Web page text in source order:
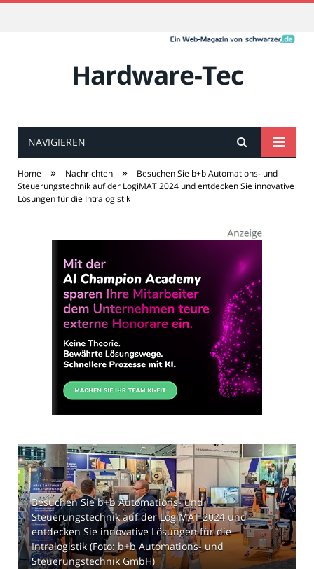
Hardware-Tec
NAVIGIEREN
Home » Nachrichten »
Besuchen Sie b+b Automations- und
Steuerungstechnik auf der LogiMAT 2024 und entdecken Sie innovative
Lösungen für die Intralogistik
Besuchen Sie b+b Automations- und
Steuerungstechnik auf der LogiMAT 2024 und
entdecken Sie innovative Lösungen für die
Intralogistik (Foto: b+b Automations- und
Steuerungstechnik GmbH)